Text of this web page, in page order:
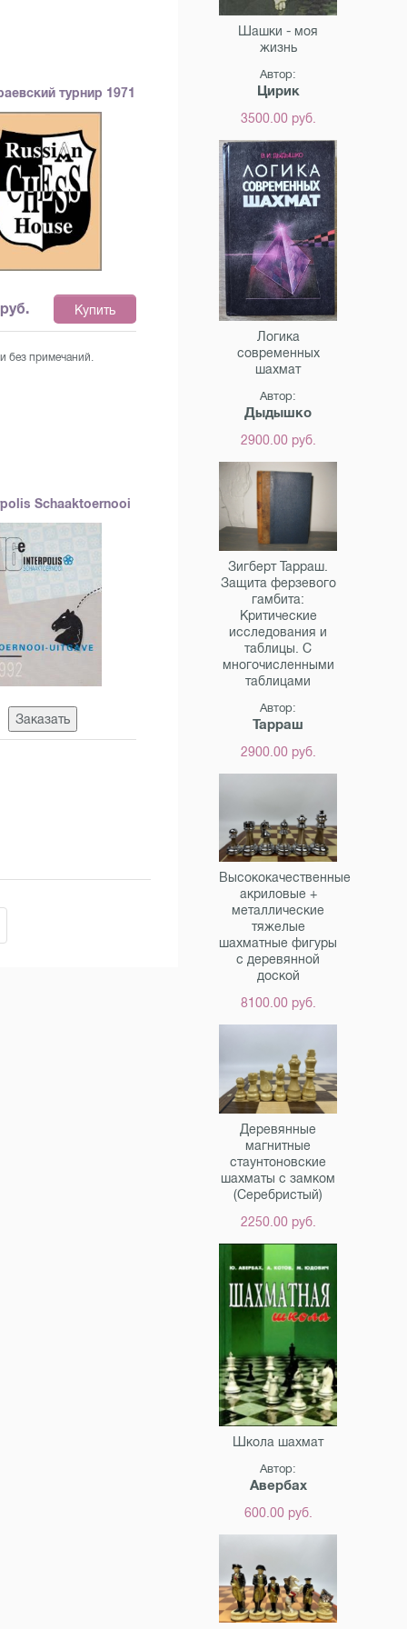
турнир 1971
руб. Купить
без примечаний.
Schaaktoernooi
Заказать
Шашки - моя
жизнь
Автор:
Цирик
3500.00 руб.
Логика
современных
шахмат
Автор:
Дыдышко
2900.00 руб.
Зигберт Тарраш.
Защита ферзевого
гамбита:
Критические
исследования и
таблицы. С
многочисленными
таблицами
Автор:
Тарраш
2900.00 руб.
Высококачественные
акриловые +
металлические
тяжелые
шахматные фигуры
с деревянной
доской
8100.00 руб.
Деревянные
магнитные
стаунтоновские
шахматы с замком
(Серебристый)
2250.00 руб.
Школа шахмат
Автор:
Авербах
600.00 руб.